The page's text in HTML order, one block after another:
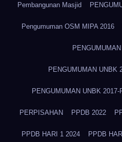
Pembangunan Masjid
Pengumuman OSM MIPA 2016
PENGUMUMAN UNBK
PENGUMUMAN UNBK 2017-
PERPISAHAN PPDB 2022
PPDB HARI 1 2024 PPDB